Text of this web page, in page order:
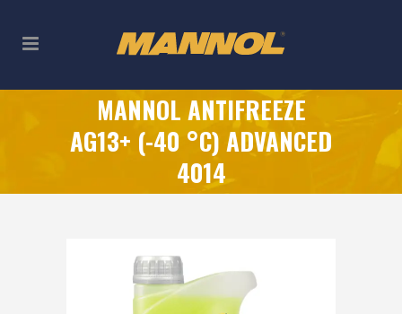
MANNOL ANTIFREEZE
AG13+ (-40 °C) ADVANCED
4014